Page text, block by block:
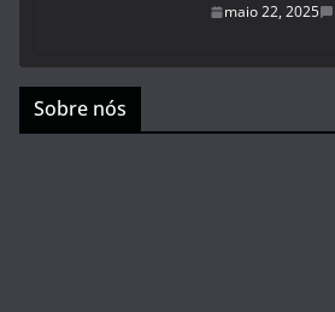
maio 22, 2025
Sobre nós